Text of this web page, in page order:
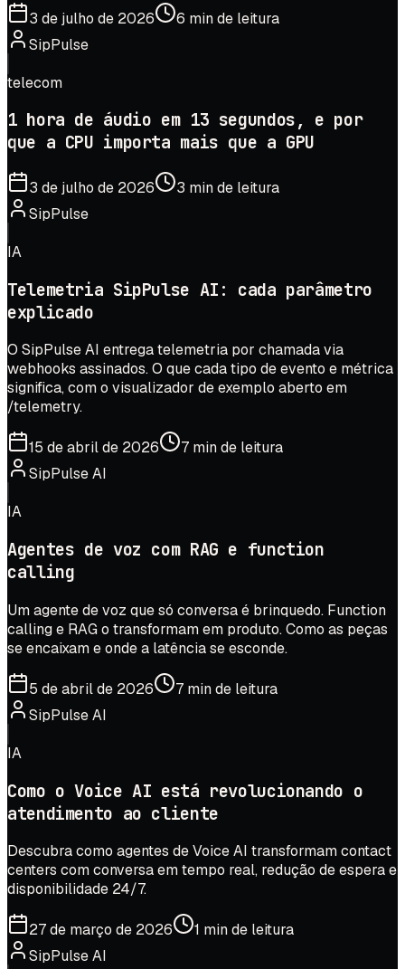
3 de julho de 2026
6 min de leitura
SipPulse
telecom
1 hora de áudio em 13 segundos, e por
que a CPU importa mais que a GPU
3 de julho de 2026
3 min de leitura
SipPulse
IA
Telemetria SipPulse AI: cada parâmetro
explicado
O SipPulse AI entrega telemetria por chamada via
webhooks assinados. O que cada tipo de evento e métrica
significa, com o visualizador de exemplo aberto em
/telemetry.
15 de abril de 2026
7 min de leitura
SipPulse AI
IA
Agentes de voz com RAG e function
calling
Um agente de voz que só conversa é brinquedo. Function
calling e RAG o transformam em produto. Como as peças
se encaixam e onde a latência se esconde.
5 de abril de 2026
7 min de leitura
SipPulse AI
IA
Como o Voice AI está revolucionando o
atendimento ao cliente
Descubra como agentes de Voice AI transformam contact
centers com conversa em tempo real, redução de espera e
disponibilidade 24/7.
27 de março de 2026
1 min de leitura
SipPulse AI